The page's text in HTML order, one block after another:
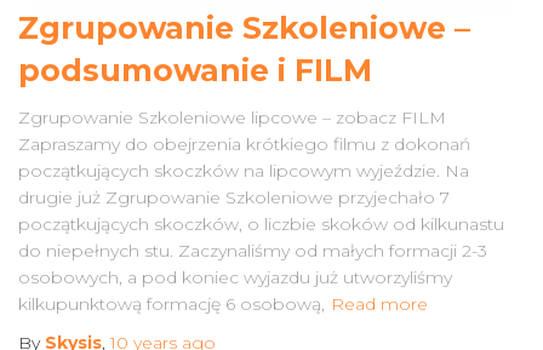
Zgrupowanie Szkoleniowe –
podsumowanie i FILM
Zgrupowanie Szkoleniowe lipcowe – zobacz FILM
Zapraszamy do obejrzenia krótkiego filmu z dokonań
początkujących skoczków na lipcowym wyjeździe. Na
drugie już Zgrupowanie Szkoleniowe przyjechało 7
początkujących skoczków, o liczbie skoków od kilkunastu
do niepełnych stu. Zaczynaliśmy od małych formacji 2-3
osobowych, a pod koniec wyjazdu już utworzyliśmy
kilkupunktową formację 6 osobową, Read more
By Skysis,10 years ago